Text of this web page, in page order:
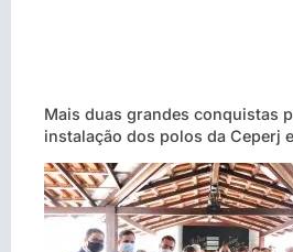
Mais duas grandes conquistas
instalação dos polos da Ceperj